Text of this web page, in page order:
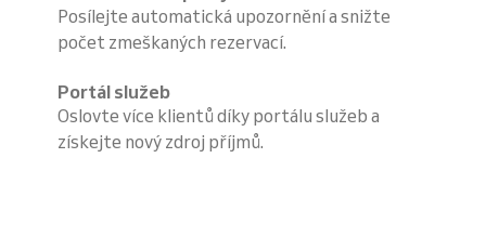
Posílejte automatická upozornění a snižte
počet zmeškaných rezervací.
Portál služeb
Oslovte více klientů díky portálu služeb a
získejte nový zdroj příjmů.